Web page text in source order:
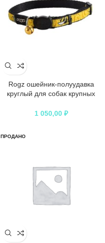
Rogz ошейник-полуудавка
круглый для собак крупных
обхват шеи 400-450 мм, черный
1 050,00 ₽
ПРОДАНО